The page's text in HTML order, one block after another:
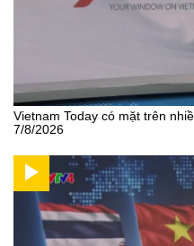
Vietnam Today có mặt trên
7/8/2026